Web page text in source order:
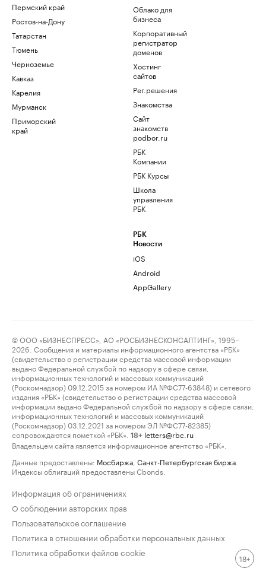
Пермский край
Ростов-на-Дону
Татарстан
Тюмень
Черноземье
Кавказ
Карелия
Мурманск
Приморский
край
Облако для
бизнеса
Корпоративный
регистратор
доменов
Хостинг
сайтов
Рег.решения
Знакомства
Сайт
знакомств
podbor.ru
РБК
Компании
РБК Курсы
Школа
управления
РБК
РБК
Новости
iOS
Android
AppGallery
© ООО «БИЗНЕСПРЕСС», АО «РОСБИЗНЕСКОНСАЛТИНГ», 1995–
2026. Сообщения и материалы информационного агентства «РБК»
(свидетельство о регистрации средства массовой информации
выдано Федеральной службой по надзору в сфере связи,
информационных технологий и массовых коммуникаций
(Роскомнадзор) 09.12.2015 за номером ИА №ФС77-63848) и сетевого
издания «РБК» (свидетельство о регистрации средства массовой
информации выдано Федеральной службой по надзору в сфере связи,
информационных технологий и массовых коммуникаций
(Роскомнадзор) 03.12.2021 за номером ЭЛ №ФС77-82385)
сопровождаются пометкой «РБК».
18+ letters@rbc.ru
Владельцем сайта является информационное агентство «РБК».
Данные предоставлены: Мосбиржа Санкт-Петербургская биржа
Индексы облигаций предоставлены Cbonds.
Информация об ограничениях
О соблюдении авторских прав
Пользовательское соглашение
Политика в отношении обработки персональных данных
Политика обработки файлов cookie
18+